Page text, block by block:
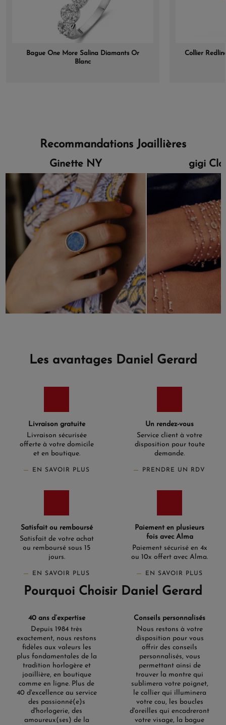
Bague One More Salina Diamants Or
Blanc
Collier
Recommandations Joaillières
Ginette NY gigi
Les avantages Daniel Gerard
Livraison gratuite
Livraison sécurisée
offerte à votre domicile
et en boutique.
EN SAVOIR PLUS
Un rendez-vous
Service client à votre
disposition pour toute
demande.
PRENDRE UN RDV
Satisfait ou remboursé
Satisfait de votre achat
ou remboursé sous 15
jours.
EN SAVOIR PLUS
Paiement en plusieurs
fois avec Alma
Paiement sécurisé en 4x
ou 10x offert avec Alma.
EN SAVOIR PLUS
Pourquoi Choisir Daniel Gerard
40 ans d’expertise
Depuis 1984 très
exactement, nous restons
fidèles aux valeurs les
plus fondamentales de la
tradition horlogère et
joaillière, en boutique
comme en ligne. Plus de
40 d'excellence au service
des passionné(e)s
d'horlogerie, des
amoureux(ses) de la
Conseils personnalisés
Nous restons à votre
disposition pour vous
offrir des conseils
personnalisés, vous
permettant ainsi de
trouver la montre qui
sublimera votre poignet,
le collier qui illuminera
votre cou, les boucles
d'oreilles qui encadreront
votre visage, la bague